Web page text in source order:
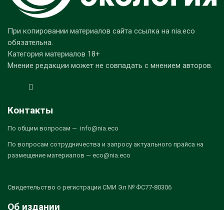
При копировании материалов сайта ссылка на nia.eco
обязательна.
Категория материалов 18+
Мнение редакции может не совпадать с мнением авторов.
Контакты
По общим вопросам — info@nia.eco
По вопросам сотрудничества и запросу актуального прайса на
размещение материалов — eco@nia.eco
Свидетельство о регистрации СМИ Эл № ФС77-80306
Об издании